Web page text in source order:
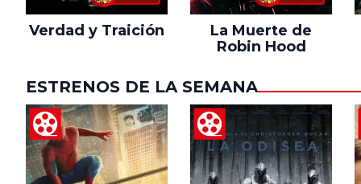
Verdad y Traición
La Muerte de
Robin Hood
ESTRENOS DE LA SEMANA